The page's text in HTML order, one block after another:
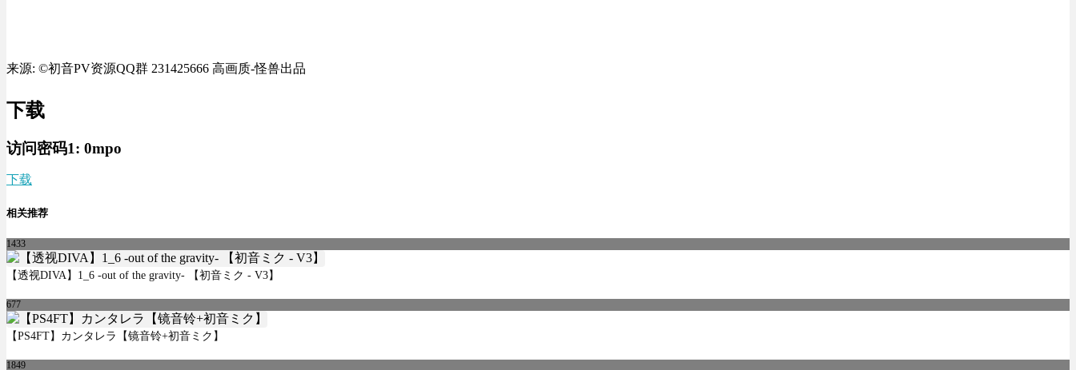
来源: ©初音PV资源QQ群 231425666 高画质-怪兽出品
下载
访问密码1: 0mpo
下载
相关推荐
1433
【透视DIVA】1_6 -out of the gravity- 【初音ミク - V3】
677
【PS4FT】カンタレラ【镜音铃+初音ミク】
1849